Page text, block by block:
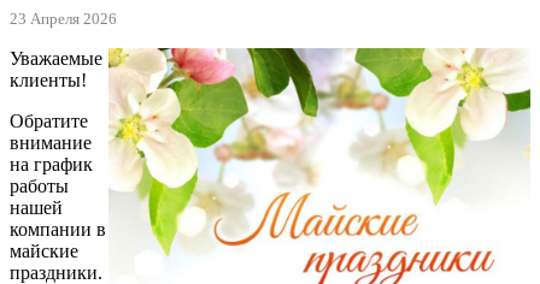
23 Апреля 2026
Уважаемые
клиенты!
Обратите
внимание
на график
работы
нашей
компании в
майские
праздники.